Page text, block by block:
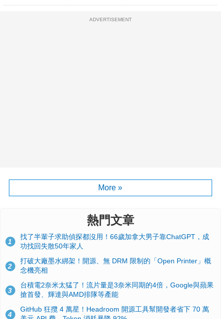
ADVERTISEMENT
More »
熱門文章
1
找了半輩子求助偵探都沒用！66歲加拿大男子靠ChatGPT，成
功找回失散50年家人
2
打破大廠墨水綁架！開源、無 DRM 限制的「Open Printer」概
念機亮相
3
台積電2奈米太猛了！流片量是3奈米同期的4倍，Google與蘋果
搶首發、輝達與AMD排隊等產能
4
GitHub 狂攬 4 萬星！Headroom 開源工具幫開發者省下 70 萬